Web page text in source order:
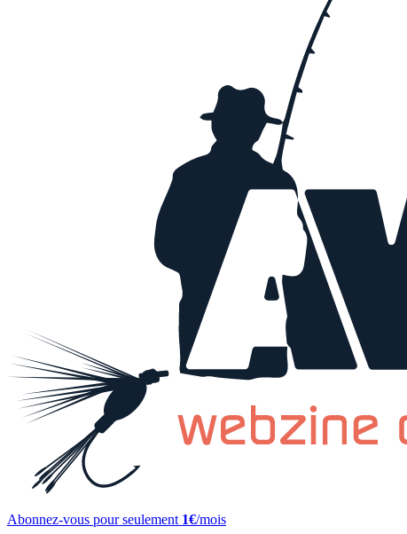
Abonnez-vous pour seulement 1€/mois